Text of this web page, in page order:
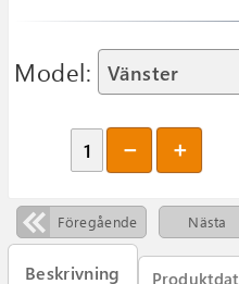
Model:
Föregående Nästa
Beskrivning